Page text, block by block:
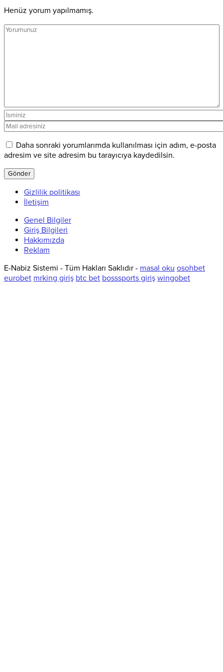
Henüz yorum yapılmamış.
Daha sonraki yorumlarımda kullanılması için adım, e-posta
adresim ve site adresim bu tarayıcıya kaydedilsin.
Gizlilik politikası
İletişim
Genel Bilgiler
Giriş Bilgileri
Hakkımızda
Reklam
E-Nabiz Sistemi - Tüm Hakları Saklıdır - masal oku osohbet
eurobet mrking giriş btc bet bosssports giriş wingobet